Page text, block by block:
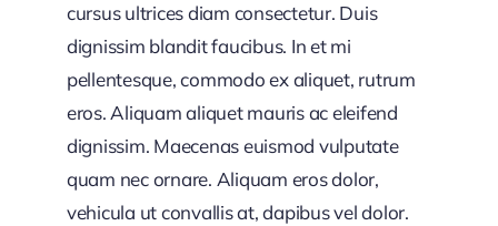
cursus ultrices diam consectetur. Duis
dignissim blandit faucibus. In et mi
pellentesque, commodo ex aliquet, rutrum
eros. Aliquam aliquet mauris ac eleifend
dignissim. Maecenas euismod vulputate
quam nec ornare. Aliquam eros dolor,
vehicula ut convallis at, dapibus vel dolor.